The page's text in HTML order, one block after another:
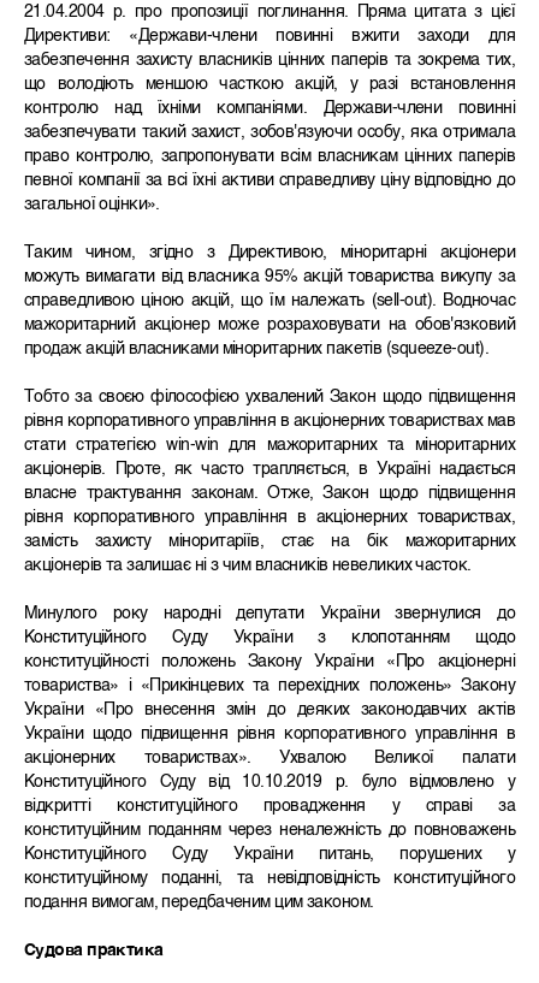
21.04.2004 р. про пропозиції поглинання. Пряма цитата з цієї
Директиви: «Держави-члени повинні вжити заходи для
забезпечення захисту власників цінних паперів та зокрема тих,
що володіють меншою часткою акцій, у разі встановлення
контролю над їхніми компаніями. Держави-члени повинні
забезпечувати такий захист, зобов'язуючи особу, яка отримала
право контролю, запропонувати всім власникам цінних паперів
певної компанії за всі їхні активи справедливу ціну відповідно до
загальної оцінки».
Таким чином, згідно з Директивою, міноритарні акціонери
можуть вимагати від власника 95% акцій товариства викупу за
справедливою ціною акцій, що їм належать (sell-out). Водночас
мажоритарний акціонер може розраховувати на обов'язковий
продаж акцій власниками міноритарних пакетів (squeeze-out).
Тобто за своєю філософією ухвалений Закон щодо підвищення
рівня корпоративного управління в акціонерних товариствах мав
стати стратегією win-win для мажоритарних та міноритарних
акціонерів. Проте, як часто трапляється, в Україні надається
власне трактування законам. Отже, Закон щодо підвищення
рівня корпоративного управління в акціонерних товариствах,
замість захисту міноритаріїв, стає на бік мажоритарних
акціонерів та залишає ні з чим власників невеликих часток.
Минулого року народні депутати України звернулися до
Конституційного Суду України з клопотанням щодо
конституційності положень Закону України «Про акціонерні
товариства» і «Прикінцевих та перехідних положень» Закону
України «Про внесення змін до деяких законодавчих актів
України щодо підвищення рівня корпоративного управління в
акціонерних товариствах». Ухвалою Великої палати
Конституційного Суду від 10.10.2019 р. було відмовлено у
відкритті конституційного провадження у справі за
конституційним поданням через неналежність до повноважень
Конституційного Суду України питань, порушених у
конституційному поданні, та невідповідність конституційного
подання вимогам, передбаченим цим законом.
Судова практика